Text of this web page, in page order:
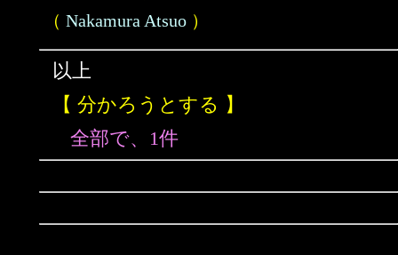
（ Nakamura Atsuo ）
以上
【 分かろうとする 】
全部で、1件